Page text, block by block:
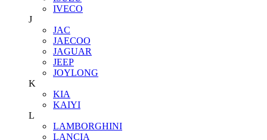
IVECO
J
JAC
JAECOO
JAGUAR
JEEP
JOYLONG
K
KIA
KAIYI
L
LAMBORGHINI
LANCIA